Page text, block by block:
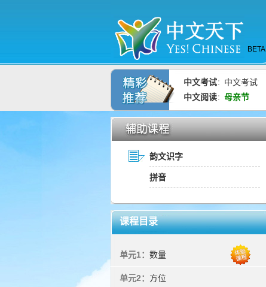
BETA
中文考试： 中文考试
中文阅读： 母亲节
韵文识字
拼音
课程目录
单元1： 数量
单元2： 方位